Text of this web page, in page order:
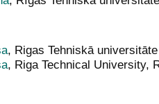
, Rigas Tehniskā
, Riga Technical University,